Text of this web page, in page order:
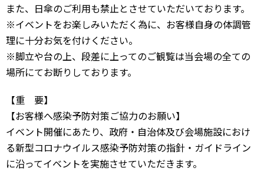
また、日傘のご利用も禁止とさせていただいております。
※イベントをお楽しみいただく為に、お客様自身の体調管
理に十分お気を付けください。
※脚立や台の上、段差に上ってのご観覧は当会場の全ての
場所にてお断りしております。
【重 要】
【お客様へ感染予防対策ご協力のお願い】
イベント開催にあたり、政府・自治体及び会場施設におけ
る新型コロナウイルス感染予防対策の指針・ガイドライン
に沿ってイベントを実施させていただきます。